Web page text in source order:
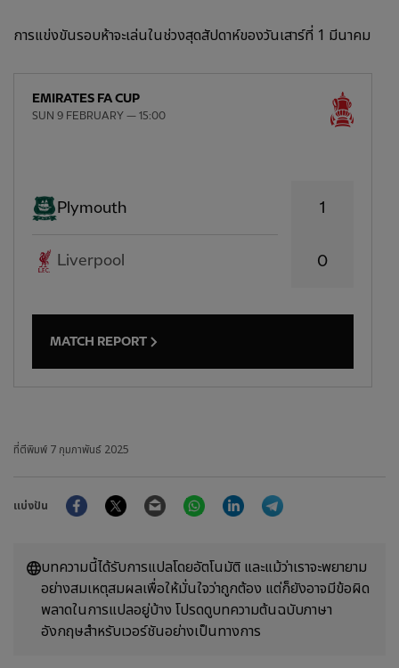
การแข่งขันรอบห้าจะเล่นในช่วงสุดสัปดาห์ของวันเสาร์ที่ 1 มีนาคม
EMIRATES FA CUP
SUN 9 FEBRUARY — 15:00
Plymouth
Liverpool
1
0
MATCH REPORT
ที่ตีพิมพ์ 7 กุมภาพันธ์ 2025
แบ่งปัน
FacebookTwitter Email WhatsAppLinkedIn
บทความนี้ได้รับการแปลโดยอัตโนมัติ และแม้ว่าเราจะพยายาม
อย่างสมเหตุสมผลเพื่อให้มั่นใจว่าถูกต้อง แต่ก็ยังอาจมีข้อผิด
พลาดในการแปลอยู่บ้าง โปรดดูบทความต้นฉบับภาษา
อังกฤษสำหรับเวอร์ชันอย่างเป็นทางการ